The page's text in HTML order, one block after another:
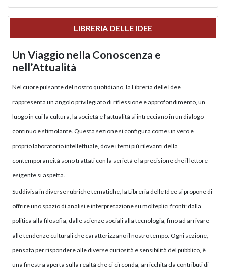
LIBRERIA DELLE IDEE
Un Viaggio nella Conoscenza e
nell’Attualità
Nel cuore pulsante del nostro quotidiano, la Libreria delle Idee
rappresenta un angolo privilegiato di riflessione e approfondimento, un
luogo in cui la cultura, la società e l’attualità si intrecciano in un dialogo
continuo e stimolante. Questa sezione si configura come un vero e
proprio laboratorio intellettuale, dove i temi più rilevanti della
contemporaneità sono trattati con la serietà e la precisione che il lettore
esigente si aspetta.
Suddivisa in diverse rubriche tematiche, la Libreria delle Idee si propone di
offrire uno spazio di analisi e interpretazione su molteplici fronti: dalla
politica alla filosofia, dalle scienze sociali alla tecnologia, fino ad arrivare
alle tendenze culturali che caratterizzano il nostro tempo. Ogni sezione,
pensata per rispondere alle diverse curiosità e sensibilità del pubblico, è
una finestra aperta sulla realtà che ci circonda, arricchita da contributi di